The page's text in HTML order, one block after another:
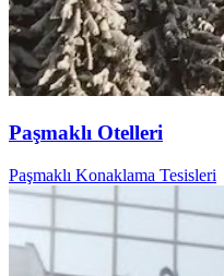
Paşmaklı Otelleri
Paşmaklı Konaklama Tesisleri